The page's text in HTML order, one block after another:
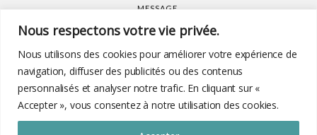
Nous respectons votre vie privée.
Nous utilisons des cookies pour améliorer votre expérience de
navigation, diffuser des publicités ou des contenus
personnalisés et analyser notre trafic. En cliquant sur «
Accepter », vous consentez à notre utilisation des cookies.
MESSAGE.
CONTACT
QUESTIONS FRÉQUENTES
FORMATION À LA PSYCHANALYSE
INSTITUT FRANÇAIS DE PSYCHANALYSE P.A.R
RÉSERVER UNE TÉLÉCONSULTATION AU 0240290511